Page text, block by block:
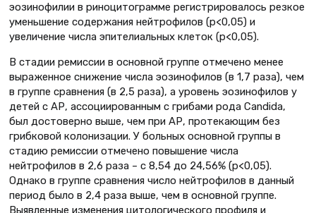
эозинофилии в риноцитограмме регистрировалось резкое
уменьшение содержания нейтрофилов (p<0,05) и
увеличение числа эпителиальных клеток (p<0,05).
В стадии ремиссии в основной группе отмечено менее
выраженное снижение числа эозинофилов (в 1,7 раза), чем
в группе сравнения (в 2,5 раза), а уровень эозинофилов у
детей с АР, ассоциированным с грибами рода Сandida,
был достоверно выше, чем при АР, протекающим без
грибковой колонизации. У больных основной группы в
стадию ремиссии отмечено повышение числа
нейтрофилов в 2,6 раза – с 8,54 до 24,56% (р<0,05).
Однако в группе сравнения число нейтрофилов в данный
период было в 2,4 раза выше, чем в основной группе.
Выявленные изменения цитологического профиля и